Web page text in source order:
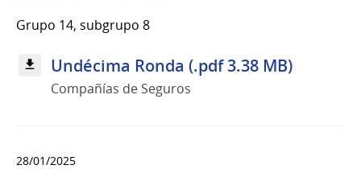
Grupo 14, subgrupo 8
Undécima Ronda (.pdf 3.38 MB)
Compañías de Seguros
28/01/2025